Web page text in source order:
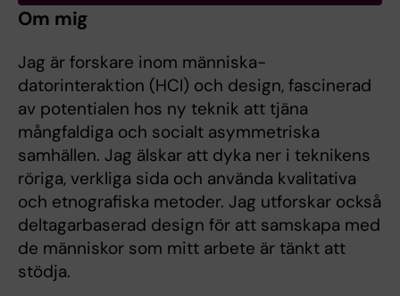
Om mig
Jag är forskare inom människa-
datorinteraktion (HCI) och design, fascinerad
av potentialen hos ny teknik att tjäna
mångfaldiga och socialt asymmetriska
samhällen. Jag älskar att dyka ner i teknikens
röriga, verkliga sida och använda kvalitativa
och etnografiska metoder. Jag utforskar också
deltagarbaserad design för att samskapa med
de människor som mitt arbete är tänkt att
stödja.